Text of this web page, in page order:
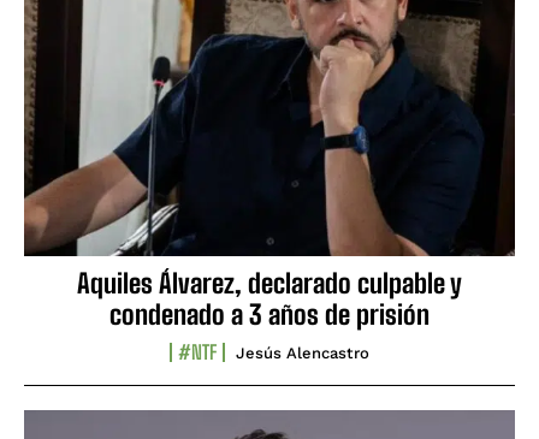
Aquiles Álvarez, declarado culpable y
condenado a 3 años de prisión
#NTF Jesús Alencastro